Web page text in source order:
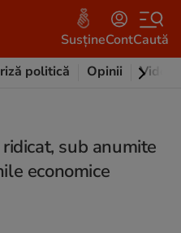
SusțineContCaută
politică Opinii Video
sub anumite
economice